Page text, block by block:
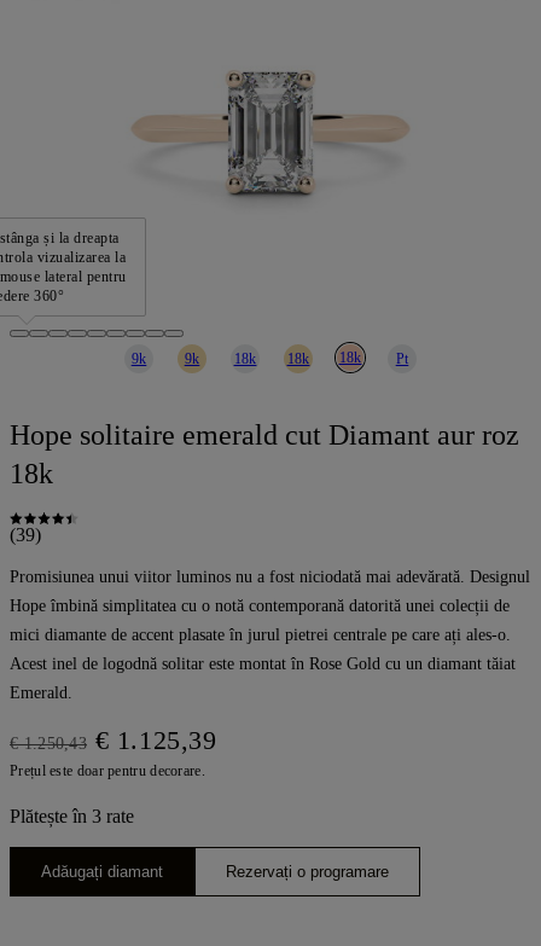
și la dreapta
vizualizarea la
lateral pentru
360°
9k 9k 18k 18k 18k Pt
Hope solitaire emerald cut Diamant aur roz
18k
(39)
Promisiunea unui viitor luminos nu a fost niciodată mai adevărată. Designul
Hope îmbină simplitatea cu o notă contemporană datorită unei colecții de
mici diamante de accent plasate în jurul pietrei centrale pe care ați ales-o.
Acest inel de logodnă solitar este montat în Rose Gold cu un diamant tăiat
Emerald.
€ 1.250,43 € 1.125,39
Prețul este doar pentru decorare.
Plătește în 3 rate
Adăugați diamant Rezervați o programare